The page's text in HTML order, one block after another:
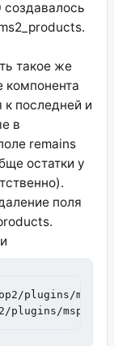
создавалось
такое же
компонента
последней и
в
remains
остатки у
поля
plugins/
plugins/